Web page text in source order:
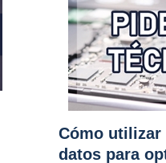
Cómo utilizar
datos para